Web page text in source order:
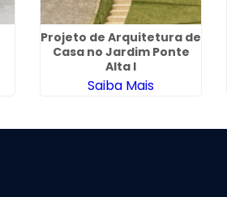
Projeto de Arquitetura de
Casa no Jardim Ponte
Alta I
Saiba Mais